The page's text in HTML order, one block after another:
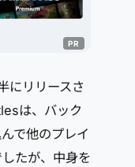
にリリースさ
は、バック
で他のプレイ
たが、中身を